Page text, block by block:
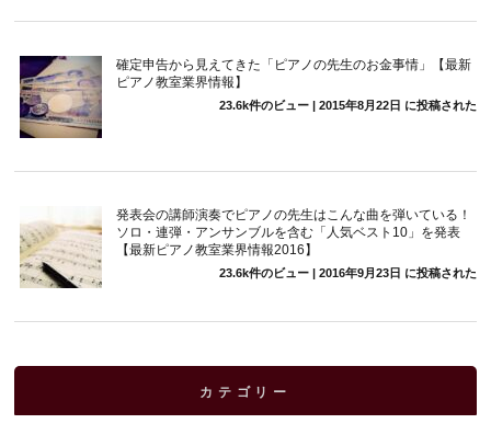
確定申告から見えてきた「ピアノの先生のお金事情」【最新
ピアノ教室業界情報】
23.6k件のビュー| 2015年8月22日 に投稿された
発表会の講師演奏でピアノの先生はこんな曲を弾いている！
ソロ・連弾・アンサンブルを含む「人気ベスト10」を発表
【最新ピアノ教室業界情報2016】
23.6k件のビュー| 2016年9月23日 に投稿された
カテゴリー